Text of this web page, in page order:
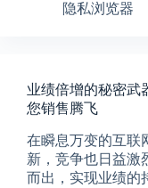
隐私浏览器
业绩倍增的秘密武
您销售腾飞
在瞬息万变的互联
新，竞争也日益激
而出，实现业绩的